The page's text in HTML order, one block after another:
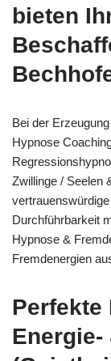
bieten
Bei der
Hypnose
Zwillinge / Seelen
Durchführbarkeit
Hypnose &
Fremdenergien
Perfekte